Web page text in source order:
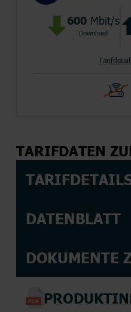
ALLE
TOP HANDY-
TOP
SIM Only
600 Mbit/s
Download
TARIFDATEN
DATENBLATT
DOKUMENTE